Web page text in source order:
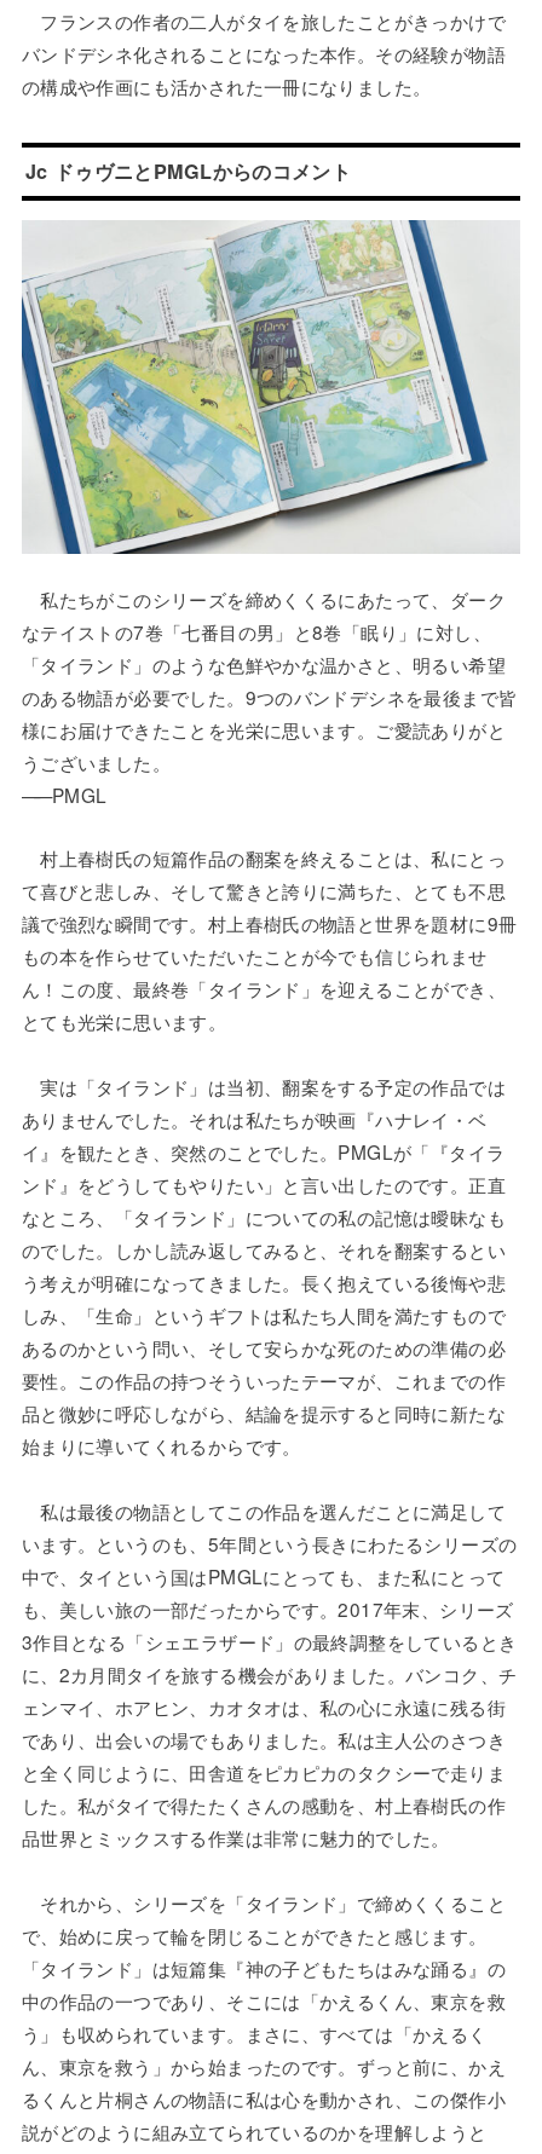
フランスの作者の二人がタイを旅したことがきっかけで
バンドデシネ化されることになった本作。その経験が物語
の構成や作画にも活かされた一冊になりました。
Jc ドゥヴニとPMGLからのコメント
私たちがこのシリーズを締めくくるにあたって、ダーク
なテイストの7巻「七番目の男」と8巻「眠り」に対し、
「タイランド」のような色鮮やかな温かさと、明るい希望
のある物語が必要でした。9つのバンドデシネを最後まで皆
様にお届けできたことを光栄に思います。ご愛読ありがと
うございました。
——PMGL
村上春樹氏の短篇作品の翻案を終えることは、私にとっ
て喜びと悲しみ、そして驚きと誇りに満ちた、とても不思
議で強烈な瞬間です。村上春樹氏の物語と世界を題材に9冊
もの本を作らせていただいたことが今でも信じられませ
ん！この度、最終巻「タイランド」を迎えることができ、
とても光栄に思います。
実は「タイランド」は当初、翻案をする予定の作品では
ありませんでした。それは私たちが映画『ハナレイ・ベ
イ』を観たとき、突然のことでした。PMGLが「『タイラ
ンド』をどうしてもやりたい」と言い出したのです。正直
なところ、「タイランド」についての私の記憶は曖昧なも
のでした。しかし読み返してみると、それを翻案するとい
う考えが明確になってきました。長く抱えている後悔や悲
しみ、「生命」というギフトは私たち人間を満たすもので
あるのかという問い、そして安らかな死のための準備の必
要性。この作品の持つそういったテーマが、これまでの作
品と微妙に呼応しながら、結論を提示すると同時に新たな
始まりに導いてくれるからです。
私は最後の物語としてこの作品を選んだことに満足して
います。というのも、5年間という長きにわたるシリーズの
中で、タイという国はPMGLにとっても、また私にとって
も、美しい旅の一部だったからです。2017年末、シリーズ
3作目となる「シェエラザード」の最終調整をしているとき
に、2カ月間タイを旅する機会がありました。バンコク、チ
ェンマイ、ホアヒン、カオタオは、私の心に永遠に残る街
であり、出会いの場でもありました。私は主人公のさつき
と全く同じように、田舎道をピカピカのタクシーで走りま
した。私がタイで得たたくさんの感動を、村上春樹氏の作
品世界とミックスする作業は非常に魅力的でした。
それから、シリーズを「タイランド」で締めくくること
で、始めに戻って輪を閉じることができたと感じます。
「タイランド」は短篇集『神の子どもたちはみな踊る』の
中の作品の一つであり、そこには「かえるくん、東京を救
う」も収められています。まさに、すべては「かえるく
ん、東京を救う」から始まったのです。ずっと前に、かえ
るくんと片桐さんの物語に私は心を動かされ、この傑作小
説がどのように組み立てられているのかを理解しようと